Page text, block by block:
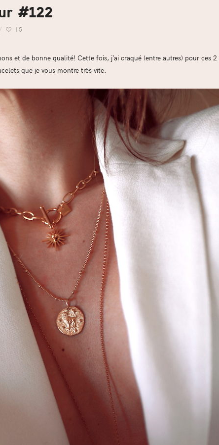
#122
15
et de bonne qualité! Cette fois, j’ai craqué (entre autres) pour ces
que je vous montre très vite.